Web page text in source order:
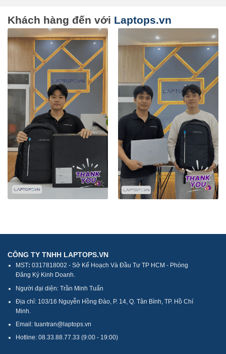
Khách hàng đến với Laptops.vn
CÔNG TY TNHH LAPTOPS.VN
MST: 0317818002 - Sở Kế Hoạch Và Đầu Tư TP HCM - Phòng
Đăng Ký Kinh Doanh.
Người đại diện: Trần Minh Tuấn
Địa chỉ: 103/16 Nguyễn Hồng Đào, P. 14, Q. Tân Bình, TP. Hồ Chí
Minh.
Email: tuantran@laptops.vn
Hotline: 08.33.88.77.33 (9:00 - 19:00)